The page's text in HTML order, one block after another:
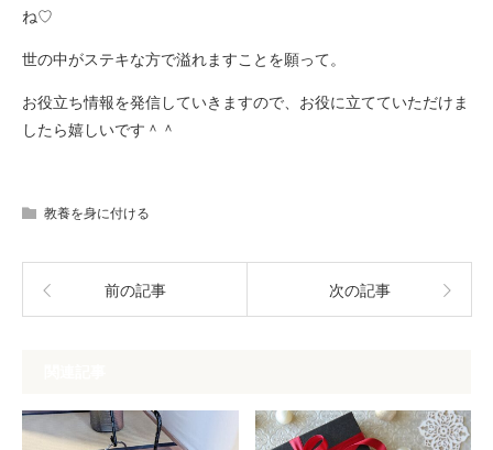
ね♡
世の中がステキな方で溢れますことを願って。
お役立ち情報を発信していきますので、お役に立てていただけま
したら嬉しいです＾＾
教養を身に付ける
前の記事 次の記事